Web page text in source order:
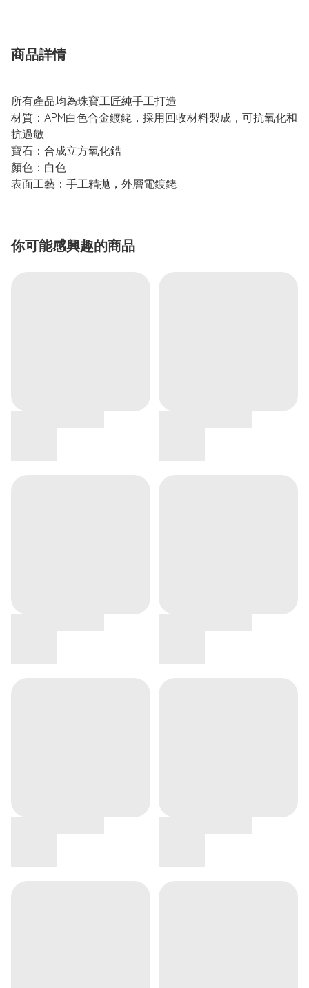
商品詳情
所有產品均為珠寶工匠純手工打造
材質：APM白色合金鍍銠，採用回收材料製成，可抗氧化和
抗過敏
寶石：合成立方氧化鋯
顏色：白色
表面工藝：手工精拋，外層電鍍銠
你可能感興趣的商品